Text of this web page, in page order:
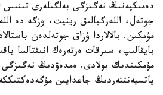
دەمىكپەنىڭ نەگىزگى بەلگىلەرى تىنىس
جوتەل، اللەرگيالىق رينيت، وزگە دە
مۇمكىن. بالالاردا ۇزاق جوتەلدەن
بايقالىپ، سىرقات ەرتەرەك انىقتالسا
مۇمكىندىك بولادى. ەمدەۋدىڭ
پاتسيەنتتەردىڭ جاعدايىن